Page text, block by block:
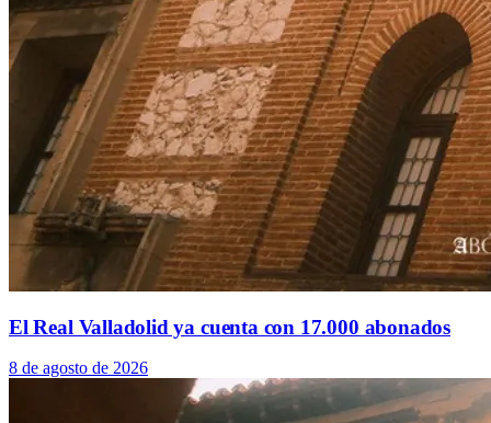
El Real Valladolid ya cuenta con 17.000 abonados
8 de agosto de 2026